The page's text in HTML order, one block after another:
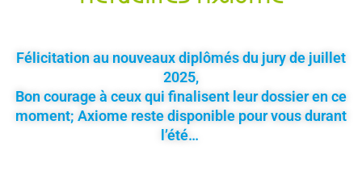
Félicitation au nouveaux diplômés du jury de juillet
2025,
Bon courage à ceux qui finalisent leur dossier en ce
moment; Axiome reste disponible pour vous durant
l’été…